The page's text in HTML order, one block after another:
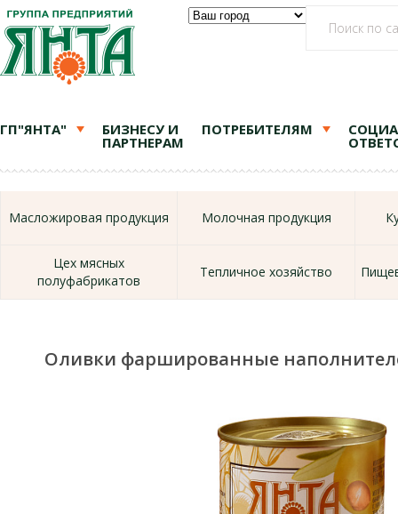
ГП"ЯНТА" БИЗНЕСУ И
ПАРТНЕРАМ
ПОТРЕБИТЕЛЯМ
Масложировая продукция Молочная продукция
Цех мясных
полуфабрикатов
Тепличное хозяйство
Оливки фаршированные